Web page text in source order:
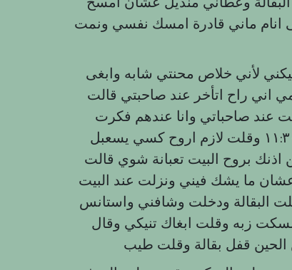
انام ماني قادرة امسك نفسي ونمت
لأني خلاص محنتي شابه وابغى
راح اتأخر عند صاحبتي قالت
صاحباتي وانا عندهم فكرت
اني اروح لمه واخليه ينيكني بس متردده وجت الساعة ١١:٣٠ وقلت لازم اروح كسي يسعبل
بروح البيت تعبانة شوي قالت
ما يشك فيني ونزلت عند البيت
البقالة وكانت بتسكر كانت الساعة ١٢ وصلت البقالة ودخلت وشافني واستانس
زبه وقلت ابغاك تنيكي وقال